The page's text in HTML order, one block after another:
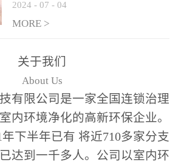
手”来袭，你的家安全吗？
2024 - 07 - 04
MORE >
关于我们
About Us
有限公司是一家全国连锁治理
内环境净化的高新环保企业。
年下半年已有 将近710多家分支
达到一千多人。公司以室内环